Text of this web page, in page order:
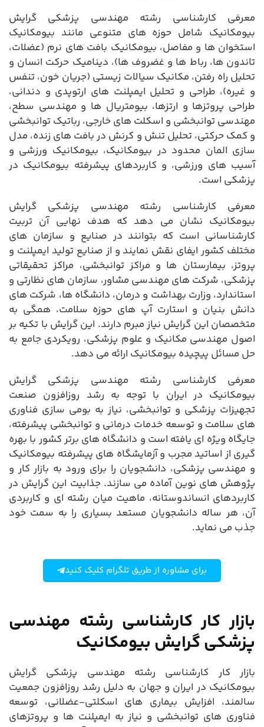
معرفی کارشناسی رشته مهندسی پزشکی گرایش
بیومکانیک شامل حوزه های متنوعی مانند بیومکانیک
استخوان ها و مفاصل، بیومکانیک بافت های نرم (عضلات،
تاندون ها، رباط ها و غضروف ها)، دینامیک حرکت انسان و
تحلیل راه رفتن، مکانیک سیالات زیستی (جریان خون، تنفس
و غیره)، طراحی و تحلیل ایمپلنت های ارتوپدی و دندانی،
طراحی پروتزها و ارتزها، بیومتریال ها و مهندسی سطح،
مهندسی توانبخشی و اسکلت های خارجی، رباتیک توانبخشی
و کمک حرکتی، تحلیل تنش و کرنش در بافت های زنده، مدل
سازی المان محدود در بیومکانیک، بیومکانیک ورزشی و
آسیب های ورزشی، و کاربردهای پیشرفته بیومکانیک در
پزشکی است.
معرفی کارشناسی رشته مهندسی پزشکی گرایش
بیومکانیک نشان می دهد که هدف نهایی آن تربیت
کارشناسانی است که بتوانند در صنایع و سازمان های
مختلف کشور ایفای نقش نمایند و از صنایع تولید ایمپلنت و
پروتز، بیمارستان ها و مراکز توانبخشی، مراکز تحقیقاتی
پزشکی، شرکت های مهندسی مشاور، سازمان های نظارتی و
استاندارد، وزارت بهداشت و درمان، دانشگاه ها، شرکت های
دانش بنیان و استارت آپ های حوزه سلامت، همگی به
متخصصان این گرایش نیاز مبرم دارند. این گرایش با تکیه بر
اصول مهندسی مکانیک و علوم پزشکی، رویکردی جامع به
حل مسائل پیچیده بیومکانیک ارائه می دهد.
معرفی کارشناسی رشته مهندسی پزشکی گرایش
بیومکانیک در ایران با توجه به رشد روزافزون صنعت
تجهیزات پزشکی و توانبخشی، نیاز به بومی سازی فناوری
های سلامت و توسعه خدمات درمانی و توانبخشی پیشرفته،
جایگاه ویژه ای یافته است و دانشگاه های برتر کشور با بهره
گیری از اساتید مجرب و آزمایشگاه های پیشرفته بیومکانیک
و مهندسی پزشکی، دانشجویان را برای ورود به بازار کار و
پژوهش های نوین آماده می سازند. جذابیت این گرایش در
کاربردهای انساندوستانه، ماهیت میان رشته ای و کاربردی
آن، هر ساله دانشجویان مستعد بسیاری را به سمت خود
جذب می نماید.
برای مشاوره از طریق تلگرام کلیک کنید
بازار کار کارشناسی رشته مهندسی
پزشکی گرایش بیومکانیک
بازار کار کارشناسی رشته مهندسی پزشکی گرایش
بیومکانیک در ایران و جهان به دلیل رشد روزافزون جمعیت
سالمند، افزایش بیماری های اسکلتی-عضلانی، توسعه
فناوری های توانبخشی و نیاز به ایمپلنت ها و پروتزهای